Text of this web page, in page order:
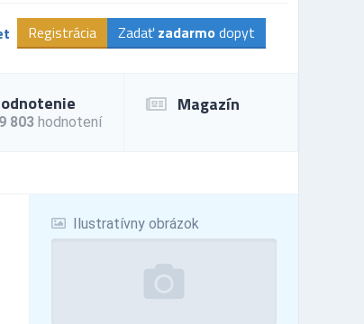
Registrácia Zadať zadarmo dopyt
803 hodnotení
Magazín
Ilustratívny obrázok